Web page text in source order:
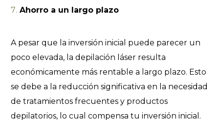
Ahorro a un largo plazo
A pesar que la inversión inicial puede parecer un
poco elevada, la depilación láser resulta
económicamente más rentable a largo plazo. Esto
se debe a la reducción significativa en la necesidad
de tratamientos frecuentes y productos
depilatorios, lo cual compensa tu inversión inicial.